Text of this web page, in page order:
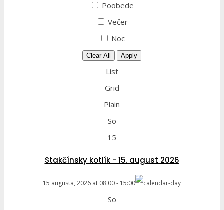
Poobede
Večer
Noc
Clear All Apply
List
Grid
Plain
So
15
Stakčínsky kotlík - 15. august 2026
15 augusta, 2026 at 08:00- 15:00
So